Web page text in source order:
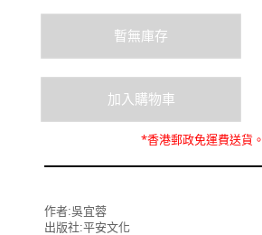
*香港郵政免運費送貨。
作者:吳宜蓉
出版社:平安文化